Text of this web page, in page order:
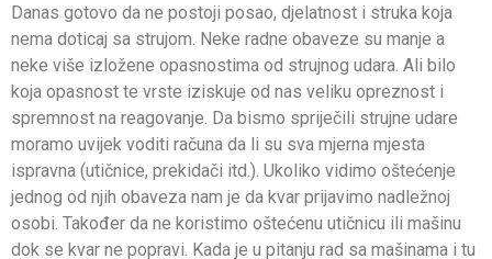
Danas gotovo da ne postoji posao, djelatnost i struka koja
nema doticaj sa strujom. Neke radne obaveze su manje a
neke više izložene opasnostima od strujnog udara. Ali bilo
koja opasnost te vrste iziskuje od nas veliku opreznost i
spremnost na reagovanje. Da bismo spriječili strujne udare
moramo uvijek voditi računa da li su sva mjerna mjesta
ispravna (utičnice, prekidači itd.). Ukoliko vidimo oštećenje
jednog od njih obaveza nam je da kvar prijavimo nadležnoj
osobi. Također da ne koristimo oštećenu utičnicu ili mašinu
dok se kvar ne popravi. Kada je u pitanju rad sa mašinama i tu